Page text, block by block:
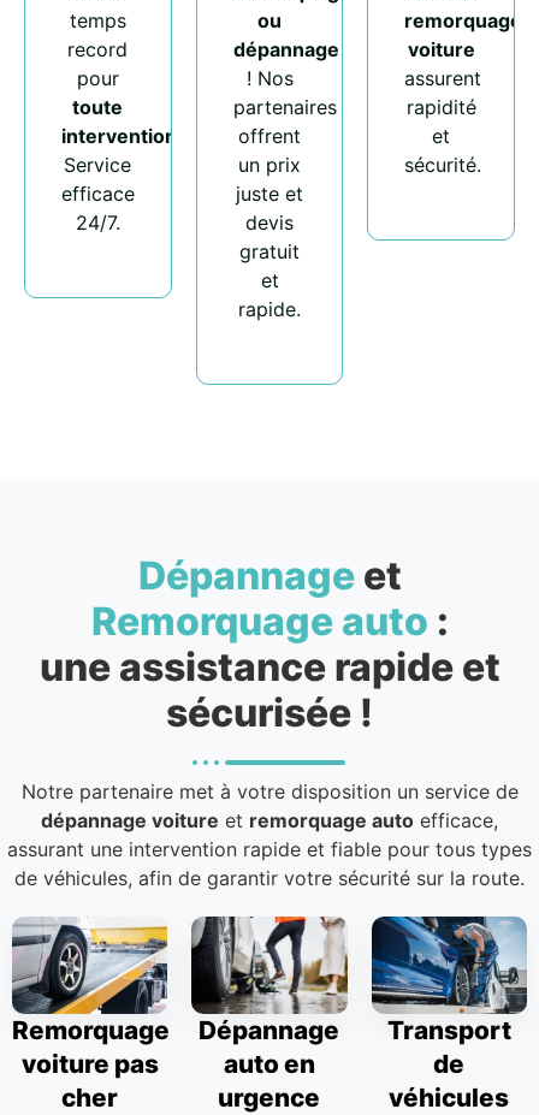
temps
record
pour
toute
intervention
Service
efficace
24/7.
ou
dépannage
! Nos
partenaires
offrent
un prix
juste et
devis
gratuit
et
rapide.
remorquage
voiture
assurent
rapidité
et
sécurité.
Dépannageet
Remorquage auto :
une assistance rapide et
sécurisée !
Notre partenaire met à votre disposition un service de
dépannage voiture et remorquage auto efficace,
assurant une intervention rapide et fiable pour tous types
de véhicules, afin de garantir votre sécurité sur la route.
Remorquage
voiture pas
cher
Dépannage
auto en
urgence
Transport
de
véhicules